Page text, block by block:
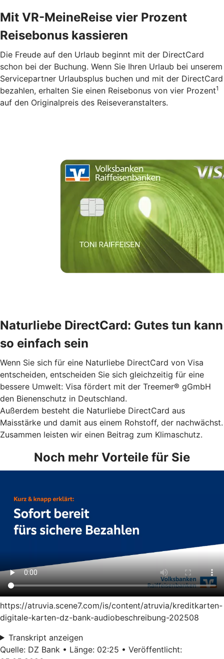
Mit VR-MeineReise vier Prozent
Reisebonus kassieren
Die Freude auf den Urlaub beginnt mit der DirectCard
schon bei der Buchung. Wenn Sie Ihren Urlaub bei unserem
Servicepartner Urlaubsplus buchen und mit der DirectCard
bezahlen, erhalten Sie einen Reisebonus von vier Prozent1
auf den Originalpreis des Reiseveranstalters.
Naturliebe DirectCard: Gutes tun kann
so einfach sein
Wenn Sie sich für eine Naturliebe DirectCard von Visa
entscheiden, entscheiden Sie sich gleichzeitig für eine
bessere Umwelt: Visa fördert mit der Treemer® gGmbH
den Bienenschutz in Deutschland.
Außerdem besteht die Naturliebe DirectCard aus
Maisstärke und damit aus einem Rohstoff, der nachwächst.
Zusammen leisten wir einen Beitrag zum Klimaschutz.
Noch mehr Vorteile für Sie
https://atruvia.scene7.com/is/content/atruvia/kreditkarten-
digitale-karten-dz-bank-audiobeschreibung-202508
Transkript anzeigen
Quelle: DZ Bank • Länge: 02:25 • Veröffentlicht: